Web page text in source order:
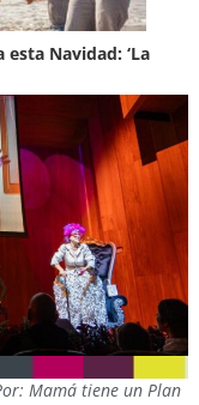
Navidad: ‘La
Mamá tiene un Plan